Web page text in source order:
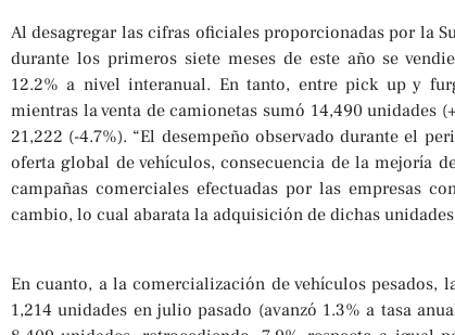
Al desagregar las cifras oficiales proporcionadas por la
durante los primeros siete meses de este año se
12.2% a nivel interanual. En tanto, entre pick up y
mientras la venta de camionetas sumó 14,490 unidades
21,222 (-4.7%). “El desempeño observado durante el
oferta global de vehículos, consecuencia de la mejoría
campañas comerciales efectuadas por las empresas
cambio, lo cual abarata la adquisición de dichas
En cuanto, a la comercialización de vehículos pesados,
1,214 unidades en julio pasado (avanzó 1.3% a tasa